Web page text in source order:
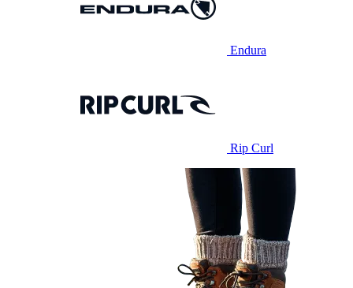
Endura
Rip Curl